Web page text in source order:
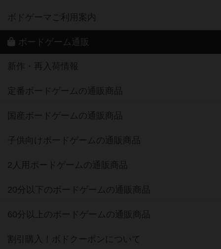
ボドゲーマご利用案内
ボードゲーム通販
新作・再入荷情報
定番ボードゲームの通販商品
国産ボードゲームの通販商品
子供向けボードゲームの通販商品
2人用ボードゲームの通販商品
20分以下のボードゲームの通販商品
60分以上のボードゲームの通販商品
割引購入！ボドクーポンについて